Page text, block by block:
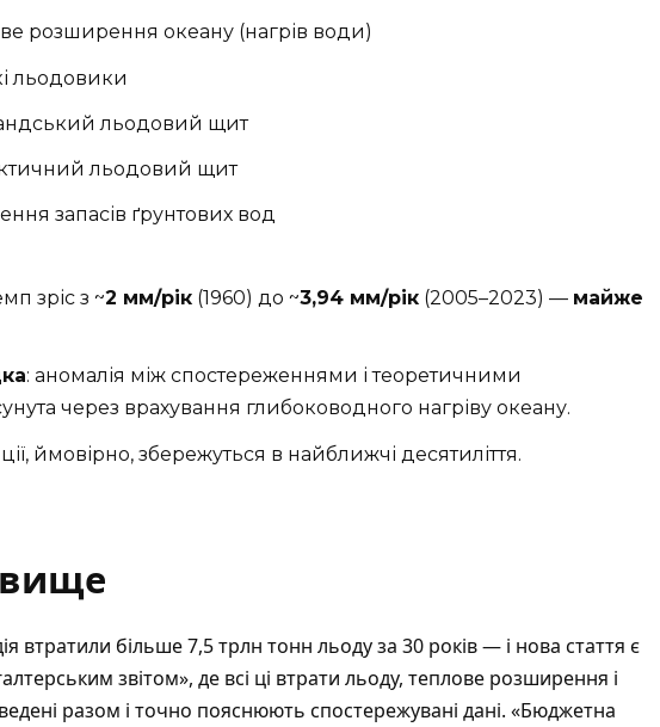
розширення океану (нагрів води)
льодовики
льодовий щит
льодовий щит
запасів ґрунтових вод
зріс з ~2 мм/рік (1960) до ~3,94 мм/рік (2005–2023) — майже
: аномалія між спостереженнями і теоретичними
через врахування глибоководного нагріву океану.
ймовірно, збережуться в найближчі десятиліття.
втратили більше 7,5 трлн тонн льоду за 30 років— і нова стаття є
звітом», де всі ці втрати льоду, теплове розширення і
разом і точно пояснюють спостережувані дані. «Бюджетна